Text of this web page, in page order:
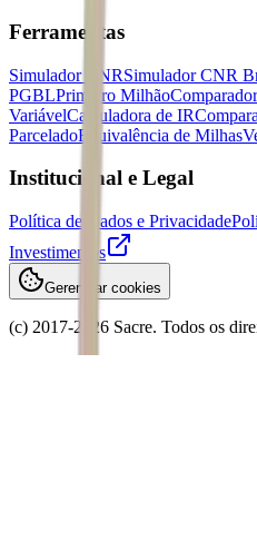
Ferramentas
Simulador CNRSimulador CNR
PGBLPrimeiro Milhão
VariávelCalculadora de IR
ParceladoEquivalência de Milhas
Institucional e Legal
Política de Dados e Privacidade
Investimentos
Gerenciar cookies
(c) 2017-2026 Sacre. Todos os